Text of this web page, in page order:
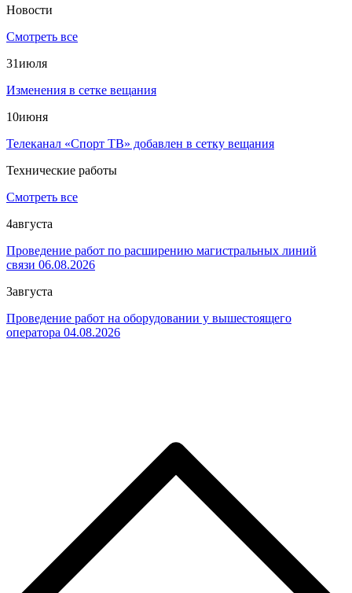
Новости
Смотреть все
31июля
Изменения в сетке вещания
10июня
Телеканал «Спорт ТВ» добавлен в сетку вещания
Технические работы
Смотреть все
4августа
Проведение работ по расширению магистральных линий
связи 06.08.2026
3августа
Проведение работ на оборудовании у вышестоящего
оператора 04.08.2026